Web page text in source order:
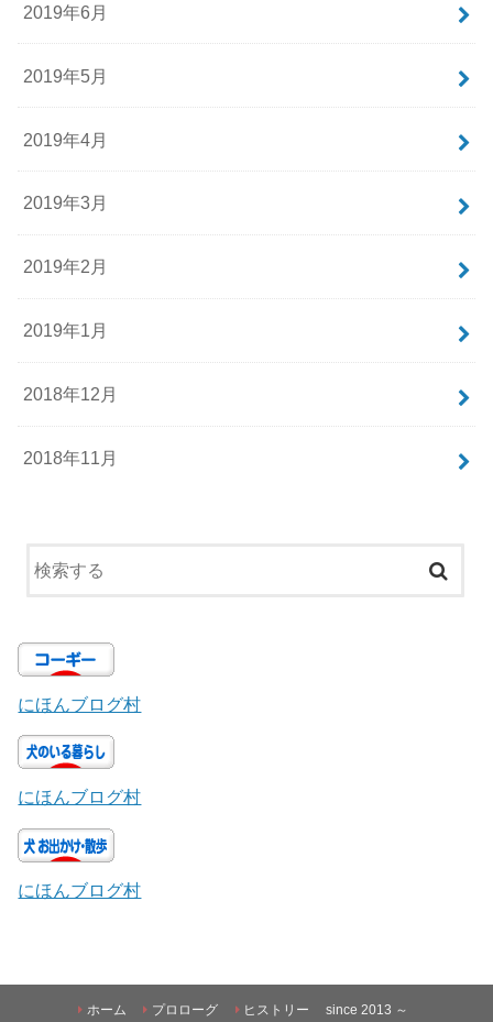
2019年6月
2019年5月
2019年4月
2019年3月
2019年2月
2019年1月
2018年12月
2018年11月
にほんブログ村
にほんブログ村
にほんブログ村
ホーム プロローグ ヒストリー since 2013 ～